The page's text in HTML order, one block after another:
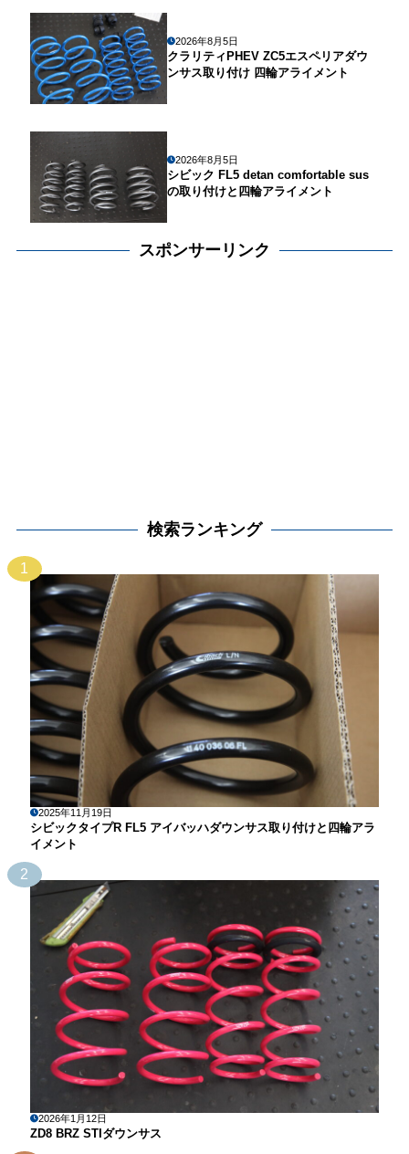
2026年8月5日
クラリティPHEV ZC5エスペリアダウ
ンサス取り付け 四輪アライメント
2026年8月5日
シビック FL5 detan comfortable sus
の取り付けと四輪アライメント
スポンサーリンク
検索ランキング
1
2025年11月19日
シビックタイプR FL5 アイバッハダウンサス取り付けと四輪アラ
イメント
2
2026年1月12日
ZD8 BRZ STIダウンサス